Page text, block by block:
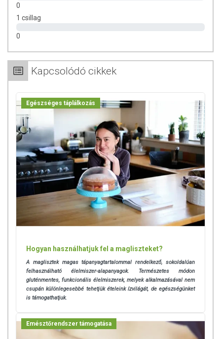
0
1 csillag
0
Kapcsolódó cikkek
Egészséges táplálkozás
Hogyan használhatjuk fel a magliszteket?
A maglisztek magas tápanyagtartalommal rendelkező, sokoldalúan
felhasználható élelmiszer-alapanyagok. Természetes módon
gluténmentes, funkcionális élelmiszerek, melyek alkalmazásával nem
csupán különlegesebbé tehetjük ételeink ízvilágát, de egészségünket
is támogathatjuk.
Emésztőrendszer támogatása